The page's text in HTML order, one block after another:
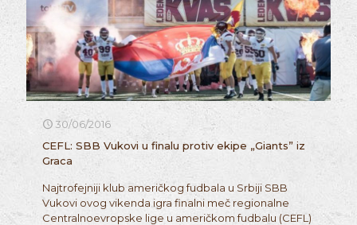
30/06/2016
CEFL: SBB Vukovi u finalu protiv ekipe „Giants” iz
Graca
Najtrofejniji klub američkog fudbala u Srbiji SBB
Vukovi ovog vikenda igra finalni meč regionalne
Centralnoevropske lige u američkom fudbalu (CEFL)